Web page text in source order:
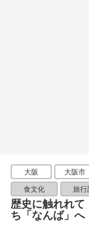
大阪 大阪市
食文化 旅行
歴史に触れれ
ち「なんば」へ